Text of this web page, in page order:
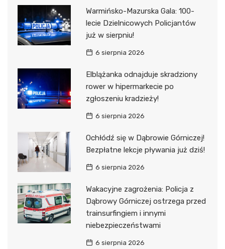
Warmińsko-Mazurska Gala: 100-
lecie Dzielnicowych Policjantów
już w sierpniu!
6 sierpnia 2026
Elblążanka odnajduje skradziony
rower w hipermarkecie po
zgłoszeniu kradzieży!
6 sierpnia 2026
Ochłódź się w Dąbrowie Górniczej!
Bezpłatne lekcje pływania już dziś!
6 sierpnia 2026
Wakacyjne zagrożenia: Policja z
Dąbrowy Górniczej ostrzega przed
trainsurfingiem i innymi
niebezpieczeństwami
6 sierpnia 2026